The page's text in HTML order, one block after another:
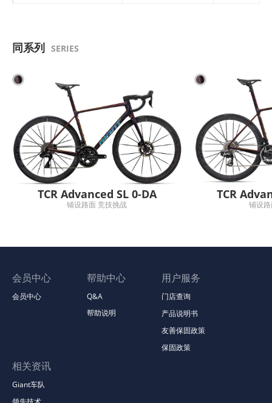
同系列 SERIES
TCR Advanced SL 0-DA
铺设路面 竞技挑战
TCR
铺设
会员中心
会员中心
帮助中心
Q&A
帮助说明
用户服务
门店查询
产品说明书
友善保固政策
保固政策
相关资讯
Giant车队